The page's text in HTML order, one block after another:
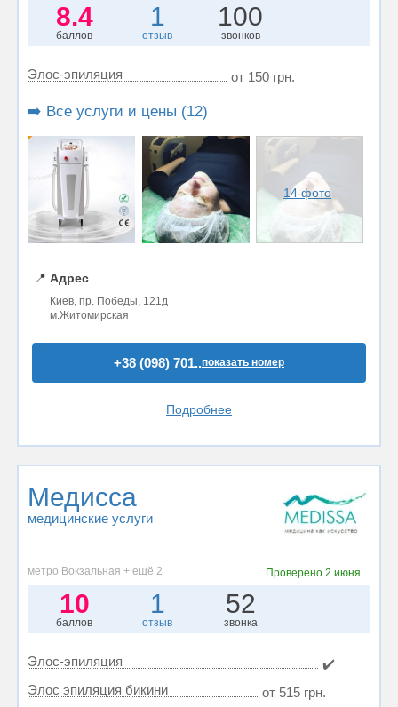
8.4
баллов
1
отзыв
100
звонков
Элос-эпиляция от 150 грн.
➡️ Все услуги и цены (12)
14 фото
📍 Адрес
Киев, пр. Победы, 121д
м.Житомирская
+38 (098) 701..показать номер
Подробнее
Медисса
медицинские услуги
метро Вокзальная + ещё 2 Проверено2 июня
10
баллов
1
отзыв
52
звонка
Элос-эпиляция
✔️
Элос эпиляция бикини
от 515 грн.